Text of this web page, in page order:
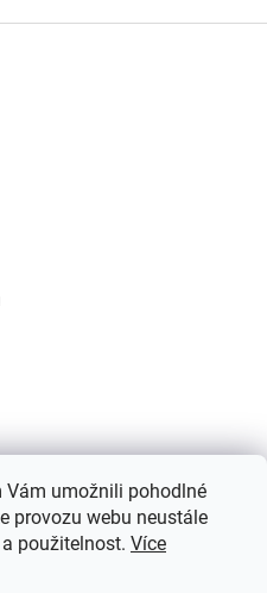
Vám umožnili pohodlné
provozu webu neustále
použitelnost. Více